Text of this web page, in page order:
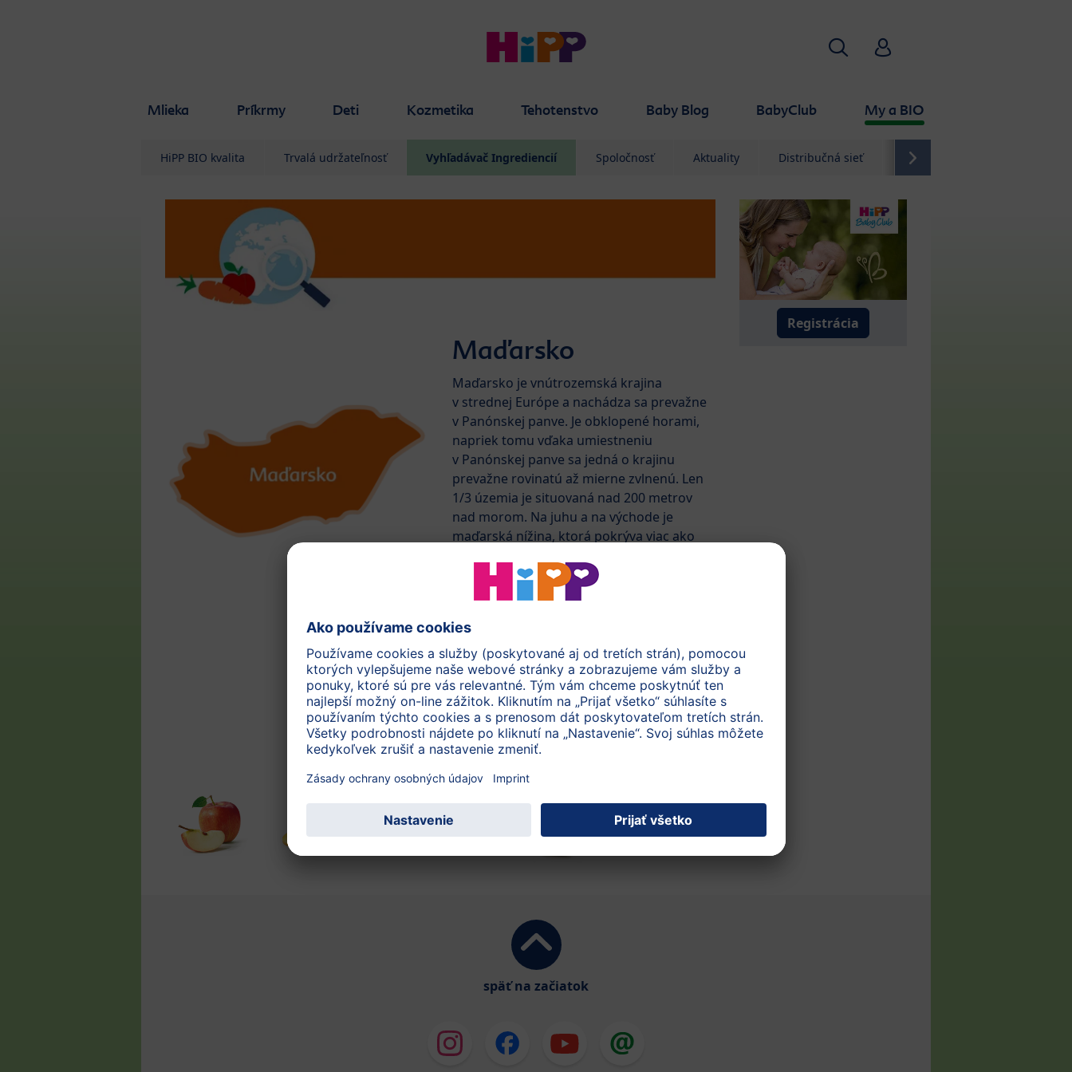
Mlieka Príkrmy Deti Kozmetika Tehotenstvo Baby Blog BabyClub My a BIO
HľadaťHiPP Babyclub
HiPP BIO kvalita Trvalá udržateľnosť Vyhľadávač Ingrediencií Spoločnosť Aktuality Distribučná sieť Kontakt
Maďarsko
Maďarsko je vnútrozemská krajina
v strednej Európe a nachádza sa prevažne
v Panónskej panve. Je obklopené horami,
napriek tomu vďaka umiestneniu
v Panónskej panve sa jedná o krajinu
prevažne rovinatú až mierne zvlnenú. Len
1/3 územia je situovaná nad 200 metrov
nad morom. Na juhu a na východe je
maďarská nížina, ktorá pokrýva viac ako
krajinou zo severu na juh. Na západ od
Dunaja je krajina charakteristická kopcami
podnebie, kedy sa teplotné rozdiely v lete a
zime zvyšujú od západu na východ. Na
západe sú početnejšie zrážky ako na
východe, pre ktoré je typické suché , parné
leto. Klíma je tu teda vhodná na rast BIO
tekvice HiPP, HiPP BIO zemiakov a HiPP BIO
jabĺk.
Registrácia
späť na začiatok